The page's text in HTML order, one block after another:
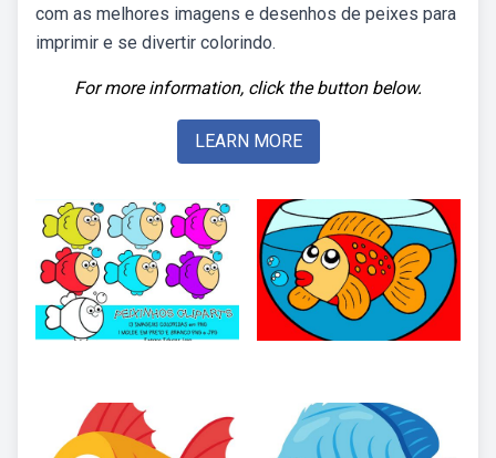
com as melhores imagens e desenhos de peixes para
imprimir e se divertir colorindo.
For more information, click the button below.
LEARN MORE